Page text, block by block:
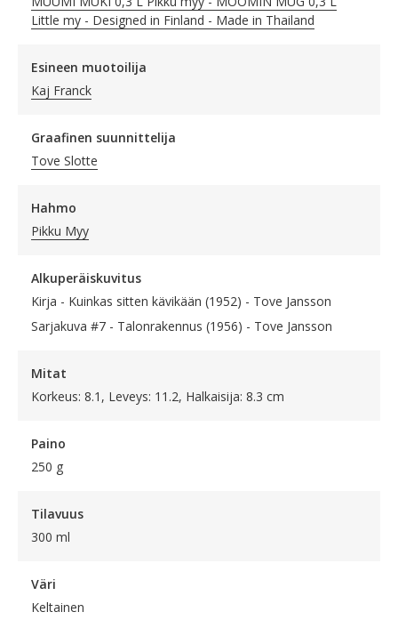
Little my - Designed in Finland - Made in Thailand
Esineen muotoilija
Kaj Franck
Graafinen suunnittelija
Tove Slotte
Hahmo
Pikku Myy
Alkuperäiskuvitus
Kirja - Kuinkas sitten kävikään (1952) - Tove Jansson
Sarjakuva #7 - Talonrakennus (1956) - Tove Jansson
Mitat
Korkeus: 8.1, Leveys: 11.2, Halkaisija: 8.3 cm
Paino
250 g
Tilavuus
300 ml
Väri
Keltainen